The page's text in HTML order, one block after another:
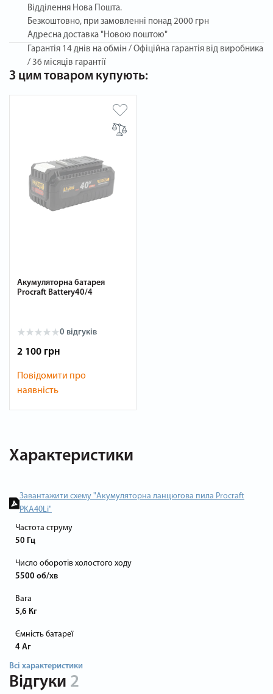
Відділення Нова Пошта.
Безкоштовно, при замовленні понад 2000 грн
Адресна доставка "Новою поштою"
Гарантія 14 днів на обмін / Офіційна гарантія від виробника
/ 36 місяців гарантії
З цим товаром купують:
Акумуляторна батарея
Procraft Battery40/4
0 відгуків
2 100 грн
Повідомити про
наявність
Характеристики
Завантажити схему "Акумуляторна ланцюгова пила Procraft
PKA40Li"
Частота струму
50 Гц
Число оборотів холостого ходу
5500 об/хв
Вага
5,6 Кг
Ємність батареї
4 Аг
Всі характеристики
Відгуки 2